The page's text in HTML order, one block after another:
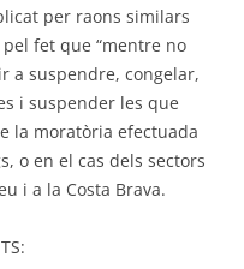
per raons similars
fet que “mentre no
a suspendre, congelar,
i suspender les que
la moratòria efectuada
o en el cas dels sectors
i a la Costa Brava.